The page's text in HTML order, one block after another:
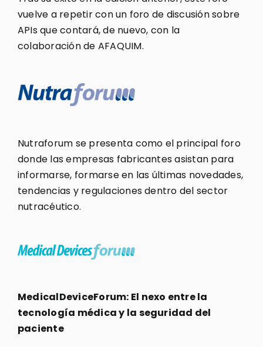
vuelve a repetir con un foro de discusión sobre
APIs que contará, de nuevo, con la
colaboración de AFAQUIM.
Nutraforum se presenta como el principal foro
donde las empresas fabricantes asistan para
informarse, formarse en las últimas novedades,
tendencias y regulaciones dentro del sector
nutracéutico.
MedicalDeviceForum: El nexo entre la
tecnología médica y la seguridad del
paciente